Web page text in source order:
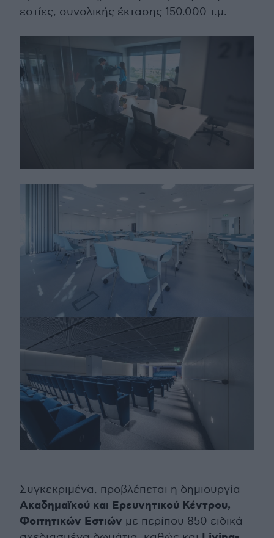
εστίες, συνολικής έκτασης 150.000 τ.μ.
Συγκεκριμένα, προβλέπεται η δημιουργία
Ακαδημαϊκού και Ερευνητικού Κέντρου,
Φοιτητικών Εστιών με περίπου 850 ειδικά